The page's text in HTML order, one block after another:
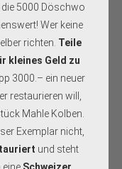
5000 Döschwo
Wer keine
richten. Teile
kleines Geld zu
3000.– ein neuer
restaurieren will,
Mahle Kolben.
Exemplar nicht,
und steht
eine Schweizer